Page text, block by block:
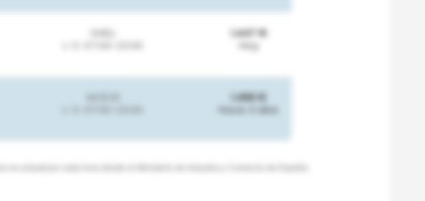
SHELL
L-S: 07:00-23:00
1.447 €
Hoy
MOEVE
1.468 €
Hace 3 días